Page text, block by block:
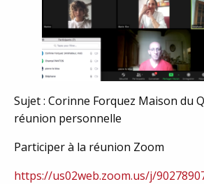
Sujet : Corinne Forquez Maison du
réunion personnelle
Participer à la réunion Zoom
https://us02web.zoom.us/j/